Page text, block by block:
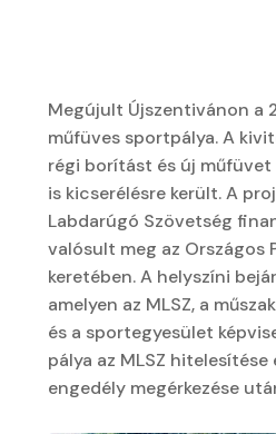
Megújult Újszentivánon a
műfüves sportpálya. A
régi borítást és új
is kicserélésre került. A
Labdarúgó Szövetség
valósult meg az Országos
keretében. A helyszíni
amelyen az MLSZ, a
és a sportegyesület
pálya az MLSZ
engedély megérkezése